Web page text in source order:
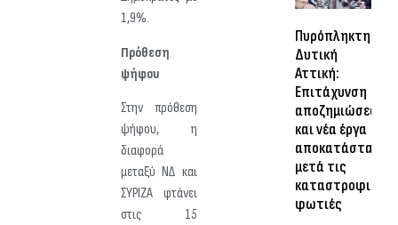
1,9%.
Πρόθεση
ψήφου
Στην πρόθεση
ψήφου, η
διαφορά
μεταξύ ΝΔ και
ΣΥΡΙΖΑ φτάνει
στις 15
Πυρόπληκτη
Δυτική
Αττική:
Επιτάχυνση
αποζημιώσεων
και νέα έργα
αποκατάστασης
μετά τις
καταστροφικές
φωτιές